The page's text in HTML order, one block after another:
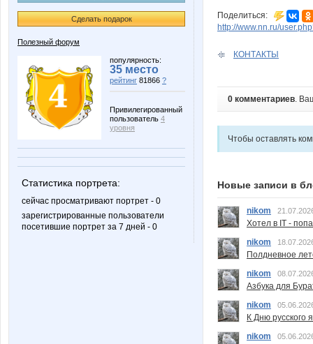
Сделать подарок
Полезный форум
популярность:
35 место
рейтинг 81866 ?
Привилегированный
пользователь 4
уровня
Статистика портрета:
сейчас просматривают портрет - 0
зарегистрированные пользователи
посетившие портрет за 7 дней - 0
Поделиться:
http://www.nn.ru/
КОНТАКТЫ
0 комментариев.
Чтобы оставлять
Новые записи в
nikom
Хотел в IT -
nikom
Полдневное
nikom
Азбука для
nikom
К Дню русского
nikom